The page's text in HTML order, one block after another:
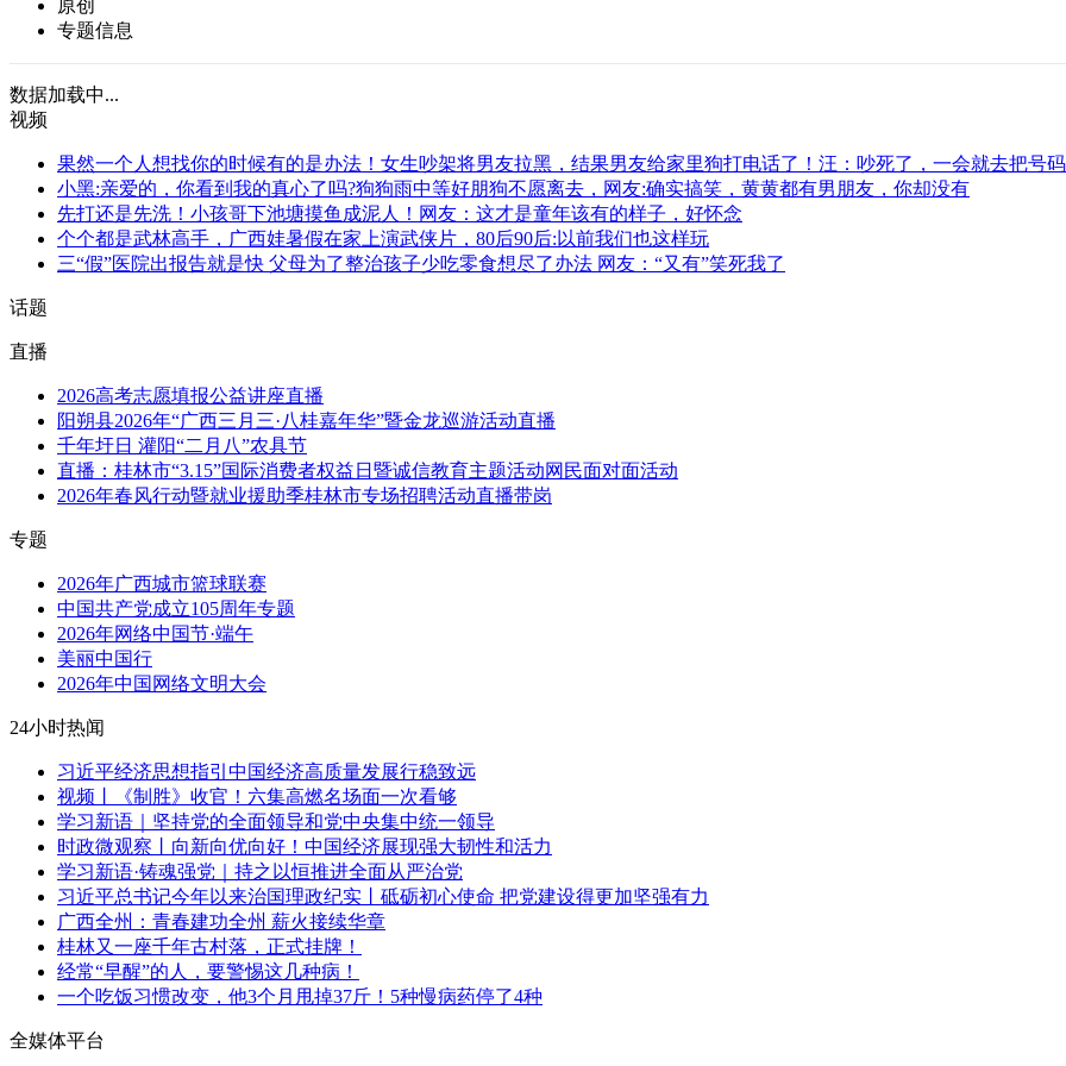
原创
专题信息
数据加载中...
视频
果然一个人想找你的时候有的是办法！女生吵架将男友拉黑，结果男友给家里狗打电话了！汪：吵死了，一会就去把号
小黑:亲爱的，你看到我的真心了吗?狗狗雨中等好朋狗不愿离去，网友:确实搞笑，黄黄都有男朋友，你却没有
先打还是先洗！小孩哥下池塘摸鱼成泥人！网友：这才是童年该有的样子，好怀念
个个都是武林高手，广西娃暑假在家上演武侠片，80后90后:以前我们也这样玩
三“假”医院出报告就是快 父母为了整治孩子少吃零食想尽了办法 网友：“又有”笑死我了
话题
直播
2026高考志愿填报公益讲座直播
阳朔县2026年“广西三月三·八桂嘉年华”暨金龙巡游活动直播
千年圩日 灌阳“二月八”农具节
直播：桂林市“3.15”国际消费者权益日暨诚信教育主题活动网民面对面活动
2026年春风行动暨就业援助季桂林市专场招聘活动直播带岗
专题
2026年广西城市篮球联赛
中国共产党成立105周年专题
2026年网络中国节·端午
美丽中国行
2026年中国网络文明大会
24小时热闻
习近平经济思想指引中国经济高质量发展行稳致远
视频丨《制胜》收官！六集高燃名场面一次看够
学习新语｜坚持党的全面领导和党中央集中统一领导
时政微观察丨向新向优向好！中国经济展现强大韧性和活力
学习新语·铸魂强党｜持之以恒推进全面从严治党
习近平总书记今年以来治国理政纪实丨砥砺初心使命 把党建设得更加坚强有力
广西全州：青春建功全州 薪火接续华章
桂林又一座千年古村落，正式挂牌！
经常“早醒”的人，要警惕这几种病！
一个吃饭习惯改变，他3个月甩掉37斤！5种慢病药停了4种
全媒体平台